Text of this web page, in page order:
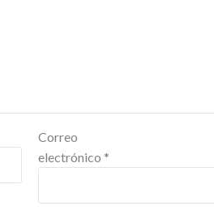
Correo
electrónico *